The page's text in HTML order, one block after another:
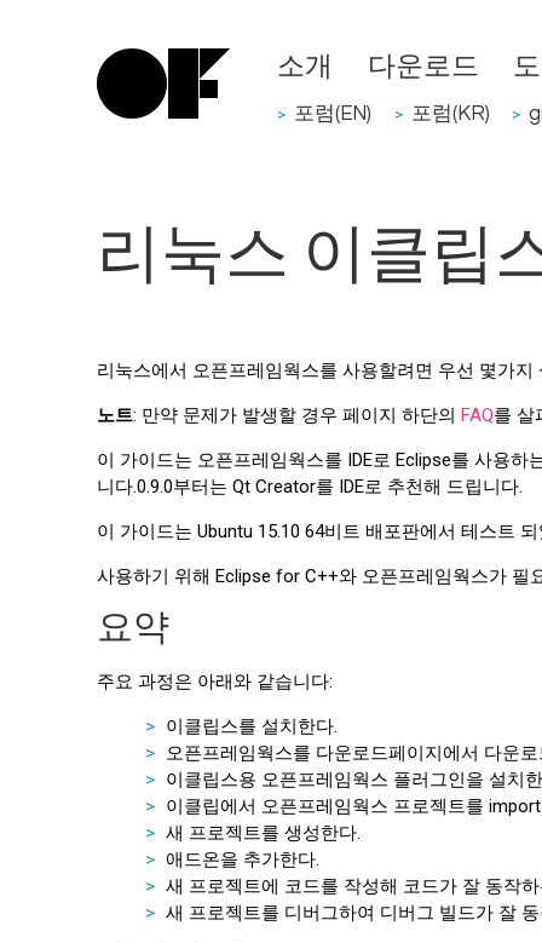
소개 다운로드
> 포럼(EN) > 포럼(KR) >
리눅스 이클립
리눅스에서 오픈프레임웍스를 사용할려면 우선 몇가
노트: 만약 문제가 발생할 경우 페이지 하단의 FAQ를 살
이 가이드는 오픈프레임웍스를 IDE로 Eclipse를 사용
니다.0.9.0부터는 Qt Creator를 IDE로 추천해 드립니다.
이 가이드는 Ubuntu 15.10 64비트 배포판에서 테스트
사용하기 위해 Eclipse for C++와 오픈프레임웍스가 필
요약
주요 과정은 아래와 같습니다:
이클립스를 설치한다.
오픈프레임웍스를 다운로드페이지에서 다운
이클립스용 오픈프레임웍스 플러그인을 설치
이클립에서 오픈프레임웍스 프로젝트를
새 프로젝트를 생성한다.
애드온을 추가한다.
새 프로젝트에 코드를 작성해 코드가 잘 동작
새 프로젝트를 디버그하여 디버그 빌드가 잘